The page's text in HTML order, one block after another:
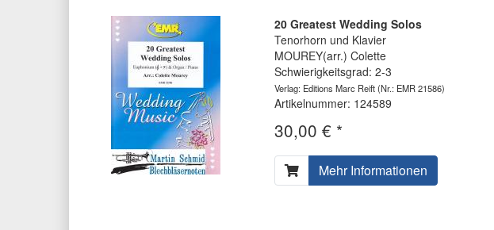
20 Greatest Wedding Solos
Tenorhorn und Klavier
MOUREY(arr.) Colette
Schwierigkeitsgrad: 2-3
Verlag: Editions Marc Reift(Nr.: EMR 21586)
Artikelnummer: 124589
30,00 € *
Mehr Informationen